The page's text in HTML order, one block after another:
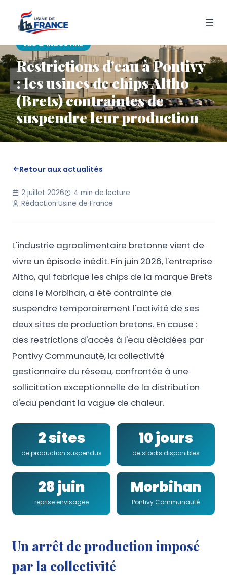
EAU & INDUSTRIE
Restrictions d'eau à Pontivy
: les usines de chips Altho
(Brets) contraintes de
suspendre leur production
Retour aux actualités
2 juillet 2026
4 min de lecture
Rédaction Usine de France
L'industrie agroalimentaire bretonne vient de
vivre un épisode inédit. Fin juin 2026, l'entreprise
Altho, qui fabrique les chips de la marque Brets
dans le Morbihan, a été contrainte de
suspendre temporairement l'activité de ses
deux sites de production bretons. En cause :
des restrictions d'accès à l'eau décidées par
Pontivy Communauté, la collectivité
gestionnaire du réseau, confrontée à une
sollicitation exceptionnelle de la distribution
d'eau pendant la vague de chaleur.
2 sites
de production suspendus
10 jours
de stocks disponibles
28 juin
reprise envisagée
Morbihan
Pontivy Communauté
Un arrêt de production imposé
par la collectivité